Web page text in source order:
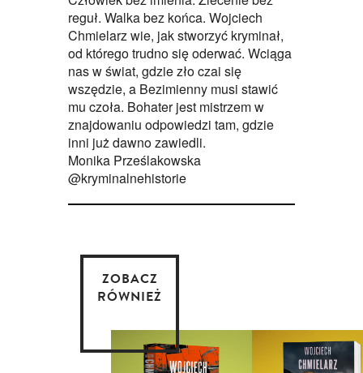
reguł. Walka bez końca. Wojciech
Chmielarz wie, jak stworzyć kryminał,
od którego trudno się oderwać. Wciąga
nas w świat, gdzie zło czai się
wszędzie, a Bezimienny musi stawić
mu czoła. Bohater jest mistrzem w
znajdowaniu odpowiedzi tam, gdzie
inni już dawno zawiedli.
Monika Prześlakowska
@kryminalnehistorie
ZOBACZ
RÓWNIEŻ